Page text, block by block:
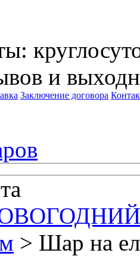
и
Заключение договора
> Шар на